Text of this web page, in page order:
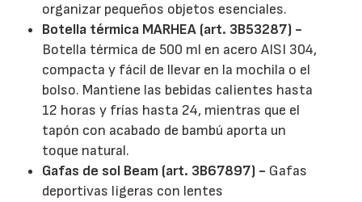
organizar pequeños objetos esenciales.
Botella térmica MARHEA (art. 3B53287) -
Botella térmica de 500 ml en acero AISI 304,
compacta y fácil de llevar en la mochila o el
bolso. Mantiene las bebidas calientes hasta
12 horas y frías hasta 24, mientras que el
tapón con acabado de bambú aporta un
toque natural.
Gafas de sol Beam (art. 3B67897) - Gafas
deportivas ligeras con lentes